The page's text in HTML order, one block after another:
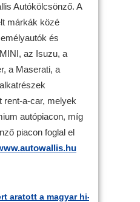
Autókölcsönző. A
márkák közé
és
az Isuzu, a
a Maserati, a
rent-a-car, melyek
autópiacon, míg
piacon foglal el
aratott a magyar hi-